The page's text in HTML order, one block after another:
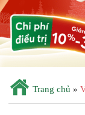
Trang chủ »